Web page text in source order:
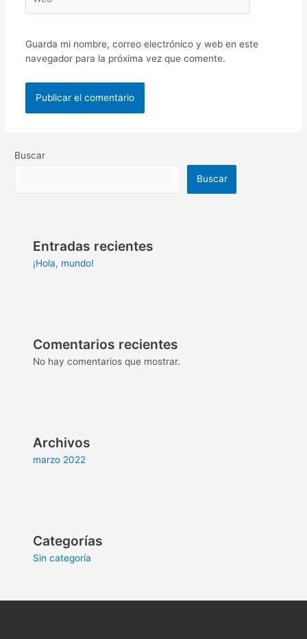
Guarda mi nombre, correo electrónico y web en este
navegador para la próxima vez que comente.
Buscar
Buscar
Entradas recientes
¡Hola, mundo!
Comentarios recientes
No hay comentarios que mostrar.
Archivos
marzo 2022
Categorías
Sin categoría